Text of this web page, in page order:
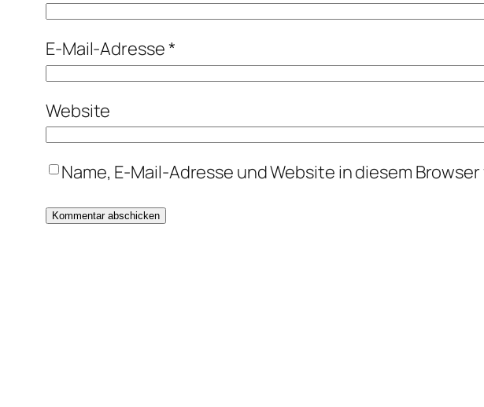
E-Mail-Adresse*
Website
Name, E-Mail-Adresse und Website in diesem